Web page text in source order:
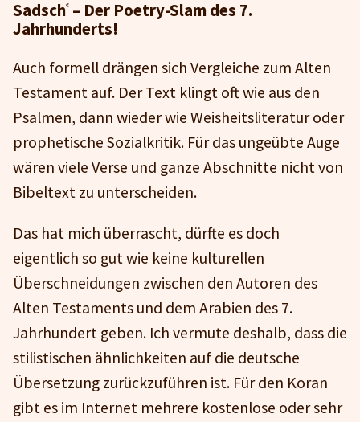
Sadschʿ – Der Poetry-Slam des 7.
Jahrhunderts!
Auch formell drängen sich Vergleiche zum Alten
Testament auf. Der Text klingt oft wie aus den
Psalmen, dann wieder wie Weisheitsliteratur oder
prophetische Sozialkritik. Für das ungeübte Auge
wären viele Verse und ganze Abschnitte nicht von
Bibeltext zu unterscheiden.
Das hat mich überrascht, dürfte es doch
eigentlich so gut wie keine kulturellen
Überschneidungen zwischen den Autoren des
Alten Testaments und dem Arabien des 7.
Jahrhundert geben. Ich vermute deshalb, dass die
stilistischen ähnlichkeiten auf die deutsche
Übersetzung zurückzuführen ist. Für den Koran
gibt es im Internet mehrere kostenlose oder sehr